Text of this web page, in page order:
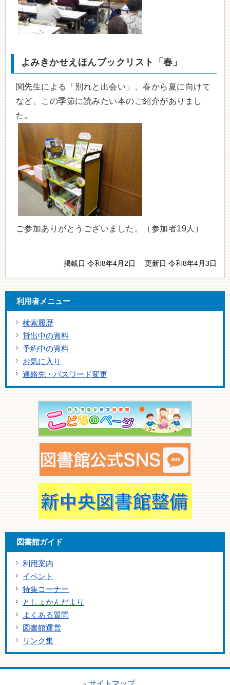
よみきかせえほんブックリスト「春」
関先生による「別れと出会い」、春から夏に向けて
など、この季節に読みたい本のご紹介がありまし
た。
ご参加ありがとうございました。（参加者19人）
掲載日 令和8年4月2日 更新日 令和8年4月3日
利用者メニュー
検索履歴
貸出中の資料
予約中の資料
お気に入り
連絡先・パスワード変更
図書館ガイド
利用案内
イベント
特集コーナー
としょかんだより
よくある質問
図書館運営
リンク集